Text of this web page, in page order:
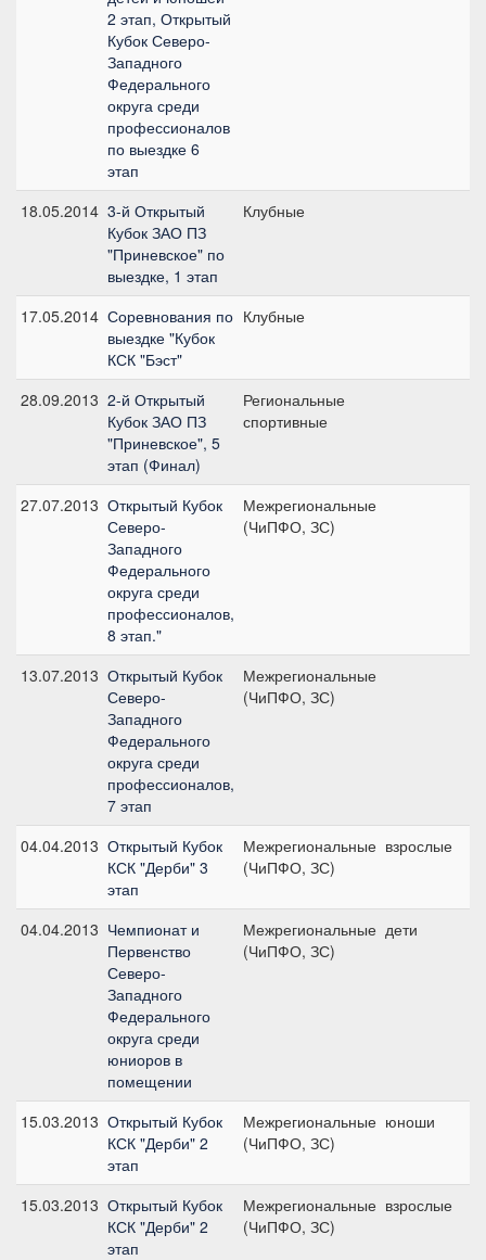
2 этап, Открытый
Кубок Северо-
Западного
Федерального
округа среди
профессионалов
по выездке 6
этап
18.05.2014 3-й Открытый
Кубок ЗАО ПЗ
"Приневское" по
выездке, 1 этап
Клубные
17.05.2014 Соревнования по
выездке "Кубок
КСК "Бэст"
Клубные
28.09.2013 2-й Открытый
Кубок ЗАО ПЗ
"Приневское", 5
этап (Финал)
Региональные
спортивные
27.07.2013 Открытый Кубок
Северо-
Западного
Федерального
округа среди
профессионалов,
8 этап."
Межрегиональные
(ЧиПФО, ЗС)
13.07.2013 Открытый Кубок
Северо-
Западного
Федерального
округа среди
профессионалов,
7 этап
Межрегиональные
(ЧиПФО, ЗС)
04.04.2013 Открытый Кубок
КСК "Дерби" 3
этап
Межрегиональные
(ЧиПФО, ЗС)
взрослые
04.04.2013 Чемпионат и
Первенство
Северо-
Западного
Федерального
округа среди
юниоров в
помещении
Межрегиональные
(ЧиПФО, ЗС)
дети
15.03.2013 Открытый Кубок
КСК "Дерби" 2
этап
Межрегиональные
(ЧиПФО, ЗС)
юноши
15.03.2013 Открытый Кубок
КСК "Дерби" 2
этап
Межрегиональные
(ЧиПФО, ЗС)
взрослые